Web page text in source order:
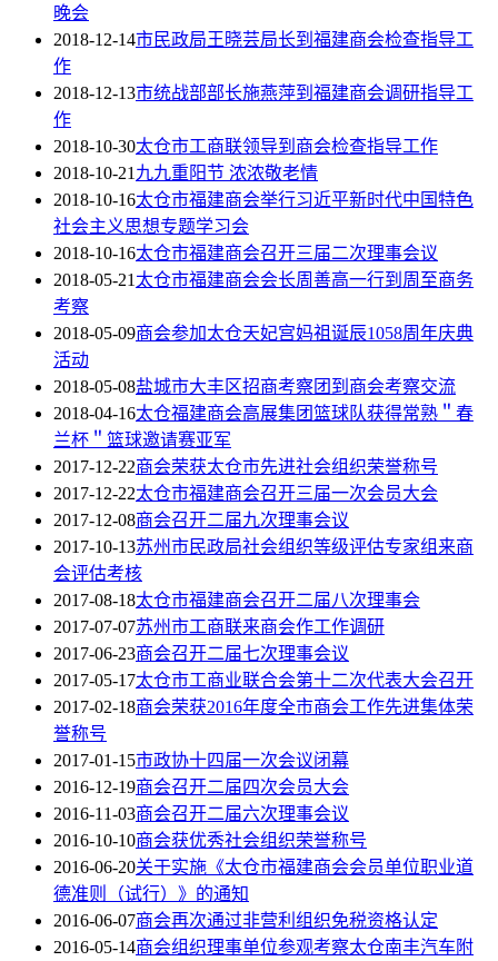
晚会
2018-12-14市民政局王晓芸局长到福建商会检查指导工
作
2018-12-13市统战部部长施燕萍到福建商会调研指导工
作
2018-10-30太仓市工商联领导到商会检查指导工作
2018-10-21九九重阳节 浓浓敬老情
2018-10-16太仓市福建商会举行习近平新时代中国特色
社会主义思想专题学习会
2018-10-16太仓市福建商会召开三届二次理事会议
2018-05-21太仓市福建商会会长周善高一行到周至商务
考察
2018-05-09商会参加太仓天妃宫妈祖诞辰1058周年庆典
活动
2018-05-08盐城市大丰区招商考察团到商会考察交流
2018-04-16太仓福建商会高展集团篮球队获得常熟＂春
兰杯＂篮球邀请赛亚军
2017-12-22商会荣获太仓市先进社会组织荣誉称号
2017-12-22太仓市福建商会召开三届一次会员大会
2017-12-08商会召开二届九次理事会议
2017-10-13苏州市民政局社会组织等级评估专家组来商
会评估考核
2017-08-18太仓市福建商会召开二届八次理事会
2017-07-07苏州市工商联来商会作工作调研
2017-06-23商会召开二届七次理事会议
2017-05-17太仓市工商业联合会第十二次代表大会召开
2017-02-18商会荣获2016年度全市商会工作先进集体荣
誉称号
2017-01-15市政协十四届一次会议闭幕
2016-12-19商会召开二届四次会员大会
2016-11-03商会召开二届六次理事会议
2016-10-10商会获优秀社会组织荣誉称号
2016-06-20关于实施《太仓市福建商会会员单位职业道
德准则（试行）》的通知
2016-06-07商会再次通过非营利组织免税资格认定
2016-05-14商会组织理事单位参观考察太仓南丰汽车附